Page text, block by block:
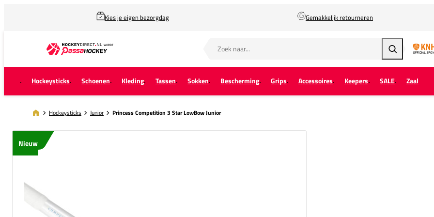
Kies je eigen bezorgdag Gemakkelijk retourneren
Zoeken
Hockeysticks Schoenen Kleding Tassen Sokken Bescherming Grips Accessoires Keepers SALE Zaal
Hockeysticks Junior Princess Competition 3 Star LowBow Junior
Nieuw